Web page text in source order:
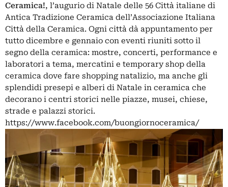
Ceramica!, l’augurio di Natale delle 56 Città italiane di
Antica Tradizione Ceramica dell’Associazione Italiana
Città della Ceramica. Ogni città dà appuntamento per
tutto dicembre e gennaio con eventi riuniti sotto il
segno della ceramica: mostre, concerti, performance e
laboratori a tema, mercatini e temporary shop della
ceramica dove fare shopping natalizio, ma anche gli
splendidi presepi e alberi di Natale in ceramica che
decorano i centri storici nelle piazze, musei, chiese,
strade e palazzi storici.
https://www.facebook.com/buongiornoceramica/